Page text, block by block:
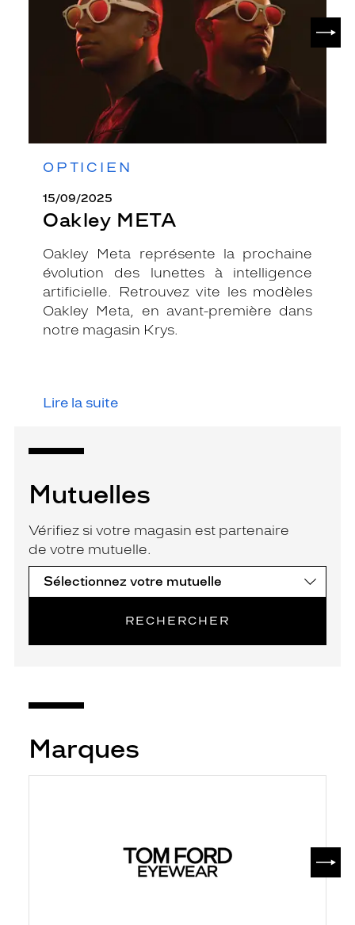
OPTICIEN
15/09/2025
Oakley META
Oakley Meta représente la prochaine
évolution des lunettes à intelligence
artificielle. Retrouvez vite les modèles
Oakley Meta, en avant-première dans
notre magasin Krys.
Lire la suite
Mutuelles
Vérifiez si votre magasin est partenaire
de votre mutuelle.
RECHERCHER
Marques